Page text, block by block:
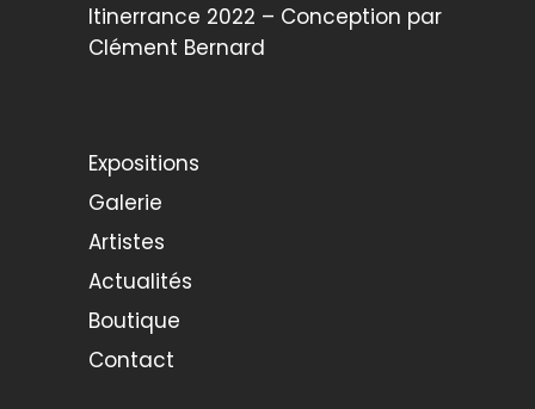
Itinerrance 2022 – Conception par
Clément Bernard
Expositions
Galerie
Artistes
Actualités
Boutique
Contact